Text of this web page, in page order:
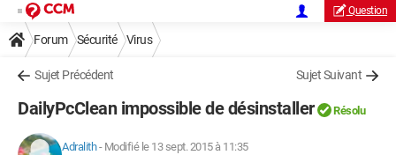
Question
Forum Sécurité Virus
Sujet Précédent Sujet Suivant
DailyPcClean impossible de désinstaller Résolu
Adralith- Modifié le 13 sept. 2015 à 11:35